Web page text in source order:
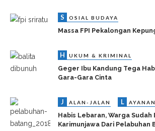
S OSIAL BUDAYA
Massa FPI Pekalongan
H UKUM & KRIMINAL
Geger Ibu Kandung Tega
Gara-Gara Cinta
J ALAN-JALAN L
Habis Lebaran, Warga Sudah
Karimunjawa Dari Pelabuhan